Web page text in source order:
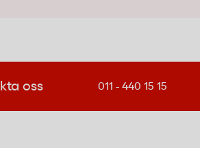
som precis börjat skriva. Stora
oss 011 - 440 15 15